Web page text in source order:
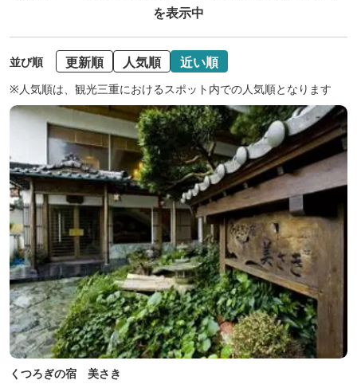
を表示中
並び順 更新順 人気順 近い順
※人気順は、観光三重におけるスポット内での人気順となります
くつろぎの宿 美さき